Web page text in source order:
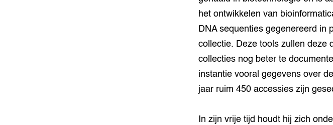
het ontwikkelen van
DNA sequenties gegenereerd in
collectie. Deze tools zullen deze
collecties nog beter te
instantie vooral gegevens over
jaar ruim 450 accessies zijn
In zijn vrije tijd houdt hij zich